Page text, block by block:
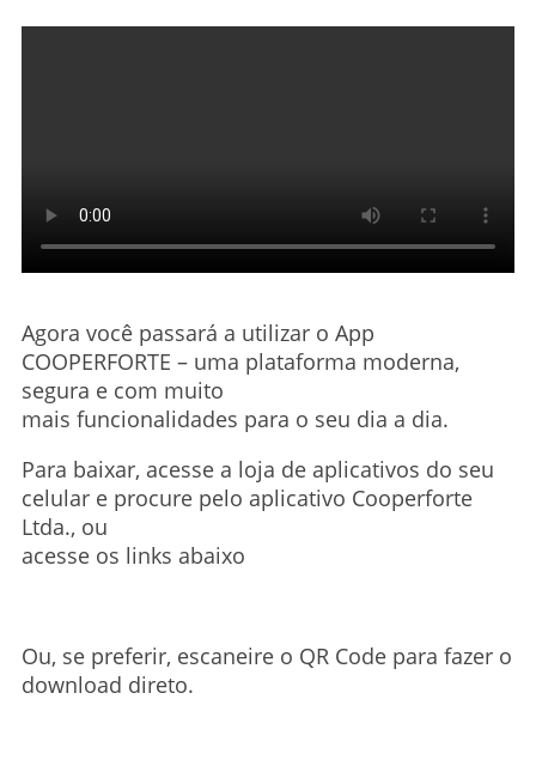
Agora você passará a utilizar o App
COOPERFORTE – uma plataforma moderna,
segura e com muito
mais funcionalidades para o seu dia a dia.
Para baixar, acesse a loja de aplicativos do seu
celular e procure pelo aplicativo Cooperforte
Ltda., ou
acesse os links abaixo
Ou, se preferir, escaneire o QR Code para fazer o
download direto.